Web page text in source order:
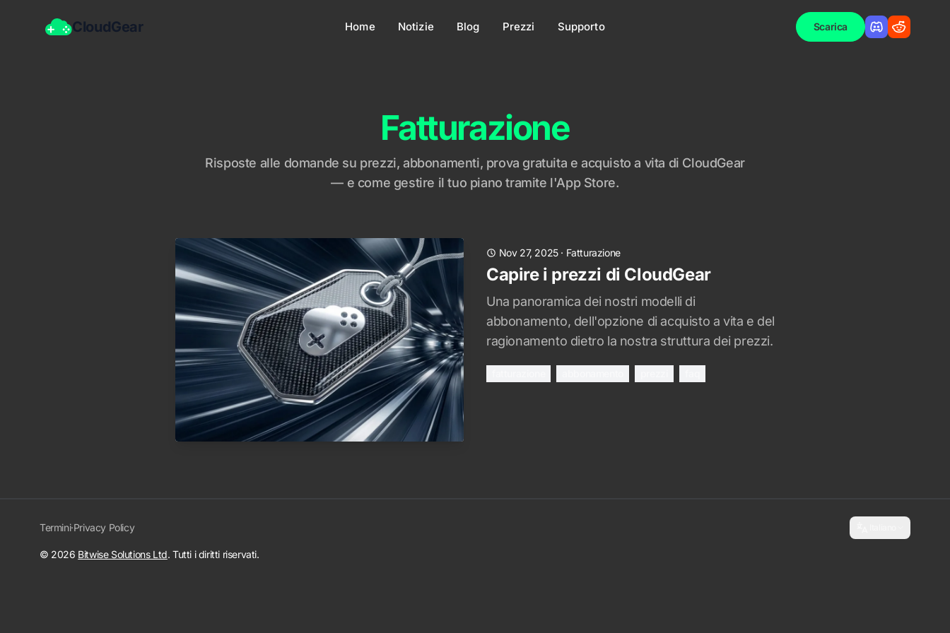
CloudGear Home Notizie Blog Prezzi Supporto Scarica
Fatturazione
Risposte alle domande su prezzi, abbonamenti, prova gratuita e acquisto a vita di CloudGear
— e come gestire il tuo piano tramite l'App Store.
Nov 27, 2025· Fatturazione
Capire i prezzi di CloudGear
Una panoramica dei nostri modelli di
abbonamento, dell'opzione di acquisto a vita e del
ragionamento dietro la nostra struttura dei prezzi.
Termini·Privacy Policy
© 2026 Bitwise Solutions Ltd. Tutti i diritti riservati.